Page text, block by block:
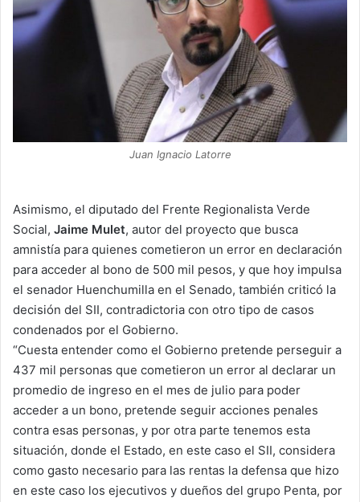
Juan Ignacio Latorre
Asimismo, el diputado del Frente Regionalista Verde
Social, Jaime Mulet, autor del proyecto que busca
amnistía para quienes cometieron un error en declaración
para acceder al bono de 500 mil pesos, y que hoy impulsa
el senador Huenchumilla en el Senado, también criticó la
decisión del SII, contradictoria con otro tipo de casos
condenados por el Gobierno.
“Cuesta entender como el Gobierno pretende perseguir a
437 mil personas que cometieron un error al declarar un
promedio de ingreso en el mes de julio para poder
acceder a un bono, pretende seguir acciones penales
contra esas personas, y por otra parte tenemos esta
situación, donde el Estado, en este caso el SII, considera
como gasto necesario para las rentas la defensa que hizo
en este caso los ejecutivos y dueños del grupo Penta, por